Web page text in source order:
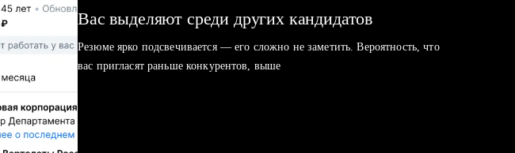
Вас выделяют среди других кандидатов
Резюме ярко подсвечивается — его сложно не заметить. Вероятность, что
вас пригласят раньше конкурентов, выше